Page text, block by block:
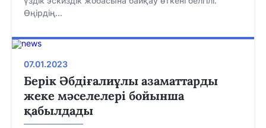
Өңірдің...
07.01.2023
Берік Әбдіғалиұлы азаматтарды
жеке мәселелері бойынша
қабылдады